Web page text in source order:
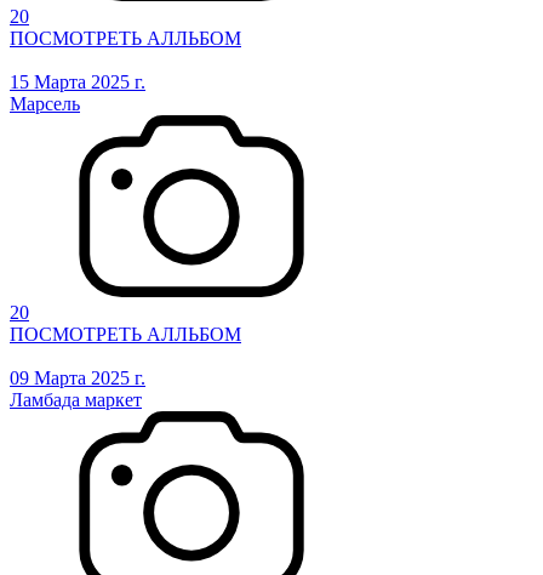
20
ПОСМОТРЕТЬ АЛЛЬБОМ
15 Марта 2025 г.
Марсель
20
ПОСМОТРЕТЬ АЛЛЬБОМ
09 Марта 2025 г.
Ламбада маркет